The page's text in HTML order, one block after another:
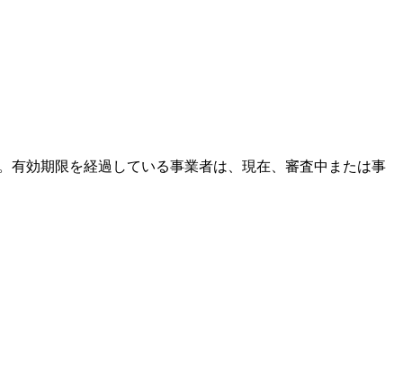
有効期限を経過している事業者は、現在、審査中または事